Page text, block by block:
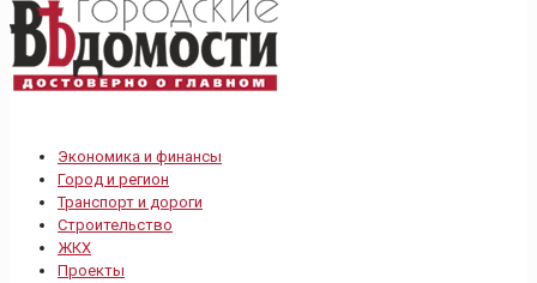
Экономика и финансы
Город и регион
Транспорт и дороги
Строительство
ЖКХ
Проекты